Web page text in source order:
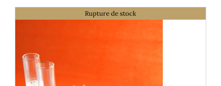
Rupture de stock